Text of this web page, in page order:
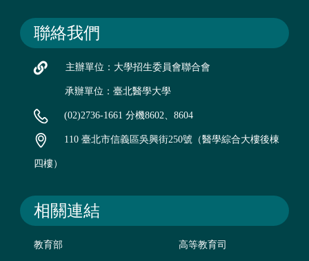
聯絡我們
主辦單位：大學招生委員會聯合會
承辦單位：臺北醫學大學
(02)2736-1661 分機8602、8604
110 臺北市信義區吳興街250號（醫學綜合大樓後棟
四樓）
相關連結
教育部 高等教育司